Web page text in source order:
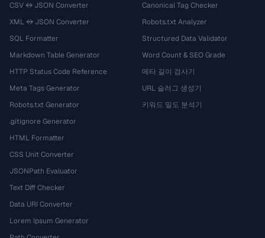
CSV ↔ JSON Converter
XML ↔ JSON Converter
SQL Formatter
Markdown Table Generator
HTTP Status Code Reference
Meta Tags Generator
Robots.txt Generator
.gitignore Generator
HTML Formatter
CSS Unit Converter
JSONPath Evaluator
Text Diff Checker
Data URI Converter
Lorem Ipsum Generator
Canonical Tag Checker
Robots.txt Analyzer
Structured Data Validator
Word Count & SEO Grade
메타 길이 검사기
URL 슬러그 생성기
키워드 밀도 분석기